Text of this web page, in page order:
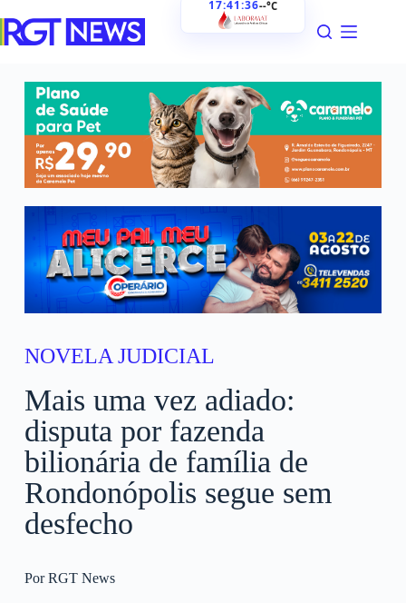
17:41:37--°C
NOVELA JUDICIAL
Mais uma vez adiado:
disputa por fazenda
bilionária de família de
Rondonópolis segue sem
desfecho
Por RGT News